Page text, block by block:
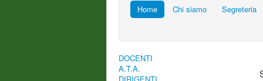
Home Chi siamo Segreteria
DOCENTI
A.T.A.